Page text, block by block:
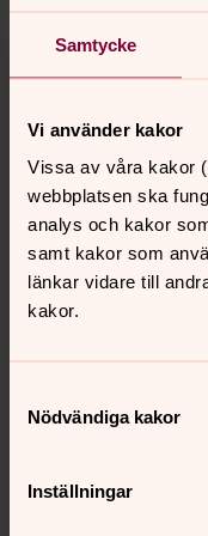
Samtycke
Vi använder kakor
Vissa av våra kakor
webbplatsen ska
analys och kakor
samt kakor som
länkar vidare till
kakor.
Nödvändiga kakor
Inställningar
lagen om Svenska
När du anmäler ditt
lämnar du också in
barn till
blankett eller annat
personuppgifterna.
För
personnummer,
och telefonnummer.
personnummer,
andra viktiga